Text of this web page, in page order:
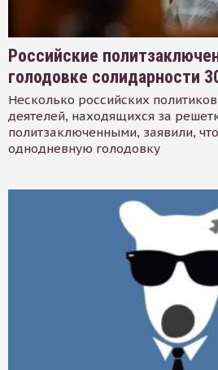
Российские
голодовке солидарности
Несколько российских
деятелей, находящихся за
политзаключенными, заявили,
однодневную голодовку